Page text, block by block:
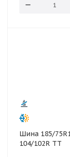
Шина 185/
104/102R TT